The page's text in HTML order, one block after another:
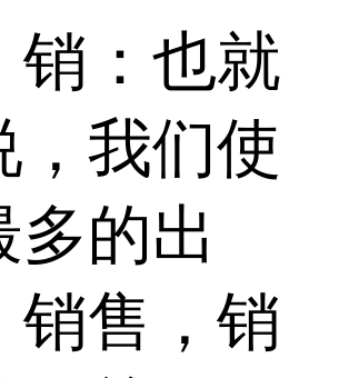
：也就
，我们使
多的出
销售，销